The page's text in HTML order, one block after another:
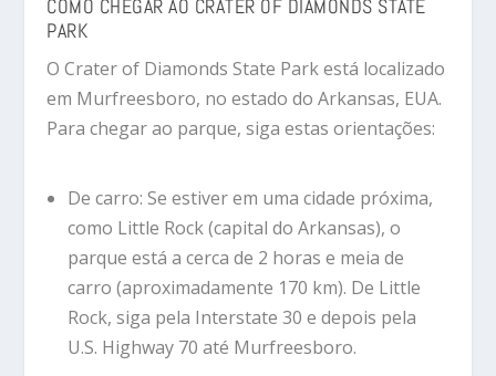
COMO CHEGAR AO CRATER OF DIAMONDS STATE
PARK
O Crater of Diamonds State Park está localizado
em Murfreesboro, no estado do Arkansas, EUA.
Para chegar ao parque, siga estas orientações:
De carro: Se estiver em uma cidade próxima,
como Little Rock (capital do Arkansas), o
parque está a cerca de 2 horas e meia de
carro (aproximadamente 170 km). De Little
Rock, siga pela Interstate 30 e depois pela
U.S. Highway 70 até Murfreesboro.